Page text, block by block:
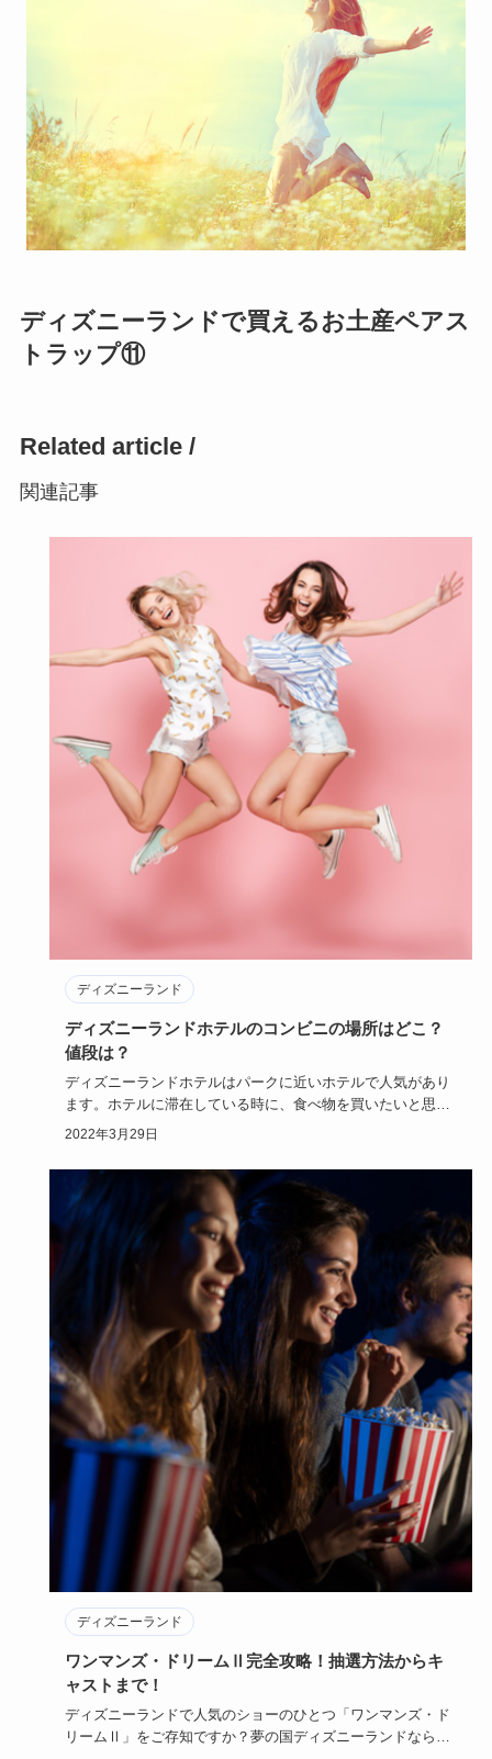
ディズニーランドで買えるお土産ペアス
トラップ⑪
Related article /
関連記事
ディズニーランド
ディズニーランドホテルのコンビニの場所はどこ？
値段は？
ディズニーランドホテルはパークに近いホテルで人気があり
ます。ホテルに滞在している時に、食べ物を買いたいと思っ
たことはありま…
2022年3月29日
ディズニーランド
ワンマンズ・ドリームⅡ完全攻略！抽選方法からキ
ャストまで！
ディズニーランドで人気のショーのひとつ「ワンマンズ・ド
リームⅡ」をご存知ですか？夢の国ディズニーランドならで